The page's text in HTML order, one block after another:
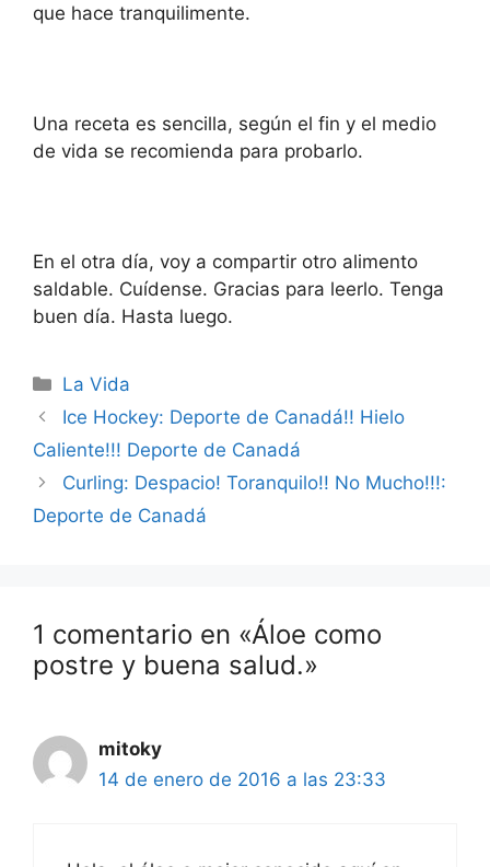
que hace tranquilimente.
Una receta es sencilla, según el fin y el medio
de vida se recomienda para probarlo.
En el otra día, voy a compartir otro alimento
saldable. Cuídense. Gracias para leerlo. Tenga
buen día. Hasta luego.
Categorías
La Vida
Ice Hockey: Deporte de Canadá!! Hielo
Caliente!!! Deporte de Canadá
Curling: Despacio! Toranquilo!! No Mucho!!!:
Deporte de Canadá
1 comentario en «Áloe como
postre y buena salud.»
mitoky
14 de enero de 2016 a las 23:33